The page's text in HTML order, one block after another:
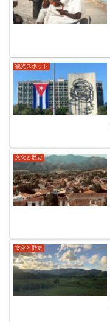
観光スポット
文化と歴史
文化と歴史